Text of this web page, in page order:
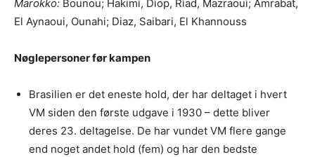
Marokko: Bounou; Hakimi, Diop, Riad, Mazraoui; Amrabat,
El Aynaoui, Ounahi; Diaz, Saibari, El Khannouss
Nøglepersoner før kampen
Brasilien er det eneste hold, der har deltaget i hvert
VM siden den første udgave i 1930 – dette bliver
deres 23. deltagelse. De har vundet VM flere gange
end noget andet hold (fem) og har den bedste